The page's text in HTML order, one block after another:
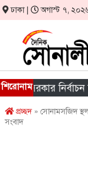
ঢাকা | অগাস্ট ৭,
শিরোনাম
সরকার নির্বাচন নিয়ে
প্রচ্ছদ» সোনামসজিদ
সংবাদ